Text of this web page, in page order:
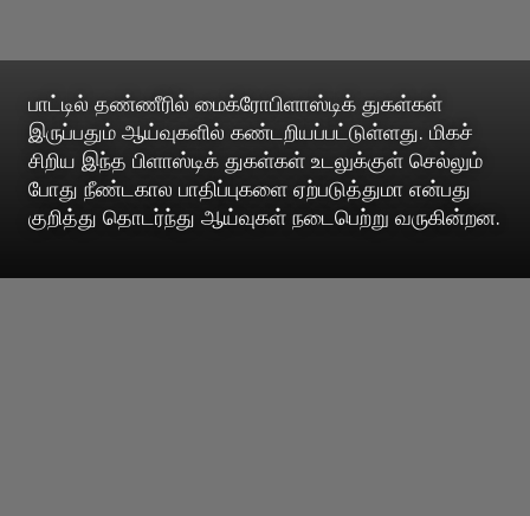
பாட்டில் தண்ணீரில் மைக்ரோபிளாஸ்டிக் துகள்கள்
இருப்பதும் ஆய்வுகளில் கண்டறியப்பட்டுள்ளது. மிகச்
சிறிய இந்த பிளாஸ்டிக் துகள்கள் உடலுக்குள் செல்லும்
போது நீண்டகால பாதிப்புகளை ஏற்படுத்துமா என்பது
குறித்து தொடர்ந்து ஆய்வுகள் நடைபெற்று வருகின்றன.